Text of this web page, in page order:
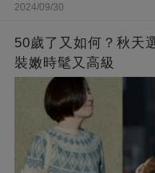
2024/09/30
50歲了又如何？秋天
裝嫩時髦又高級